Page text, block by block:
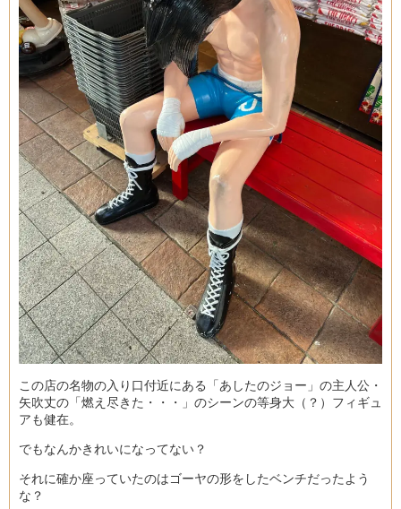
この店の名物の入り口付近にある「あしたのジョー」の主人公・
矢吹丈の「燃え尽きた・・・」のシーンの等身大（？）フィギュ
アも健在。
でもなんかきれいになってない？
それに確か座っていたのはゴーヤの形をしたベンチだったよう
な？